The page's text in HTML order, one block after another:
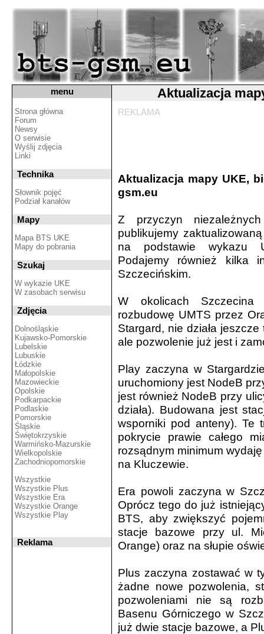
Aktualizacja
REKLAMA
Aktualizacja mapy UKE,
gsm.eu
Z przyczyn
publikujemy
na podstawie wykazu
Podajemy również kilka
Szczecińskim.
W okolicach Szczecina
rozbudowę UMTS przez
Stargard, nie działa
ale pozwolenie już jest i
Play zaczyna w
uruchomiony jest NodeB
jest również NodeB przy
działa). Budowana jest
wsporniki pod anteny). Te
pokrycie prawie całego
rozsądnym minimum
na Kluczewie.
Era powoli zaczyna w
Oprócz tego do już
BTS, aby zwiększyć
stacje bazowe przy ul.
Orange) oraz na słupie
Plus zaczyna zostawać w
żadne nowe pozwolenia,
pozwoleniami nie są
Basenu Górniczego w
już dwie stacje bazowe, a
menu
Strona główna
Forum
Newsy
O serwisie
Wyślij zdjęcia
Linki
Technika
Słownik pojęć
Podział kanałów
Mapy
Mapa BTS UKE
Mapy do pobrania
Szukaj
W wykazie UKE
W zasobach serwisu
Zdjęcia
Dolnośląskie
Kujawsko-Pomorskie
Lubelskie
Lubuskie
Łódzkie
Małopolskie
Mazowieckie
Opolskie
Podkarpackie
Podlaskie
Pomorskie
Śląskie
Świętokrzyskie
Warmińsko-Mazurskie
Wielkopolskie
Zachodniopomorskie
Wszystkie
Wszystkie Plus
Wszystkie Era
Wszystkie Orange
Wszystkie Play
Reklama